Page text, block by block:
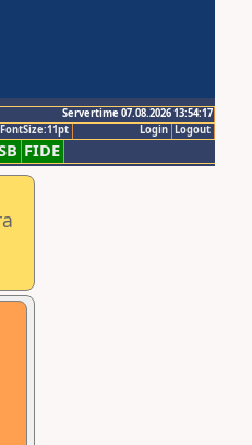
Servertime 07.08.2026 13:54:17
Logout
Login
FontSize:11pt
FIDE